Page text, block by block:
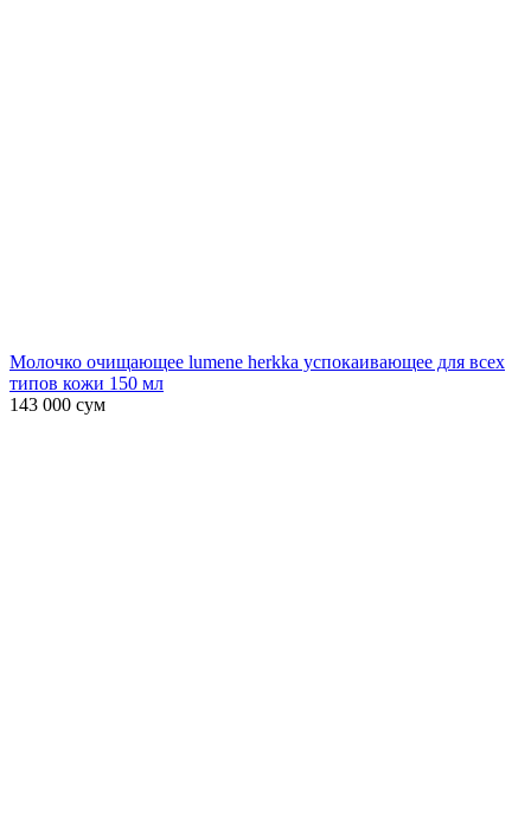
Молочко очищающее lumene herkka успокаивающее для всех
типов кожи 150 мл
143 000 сум